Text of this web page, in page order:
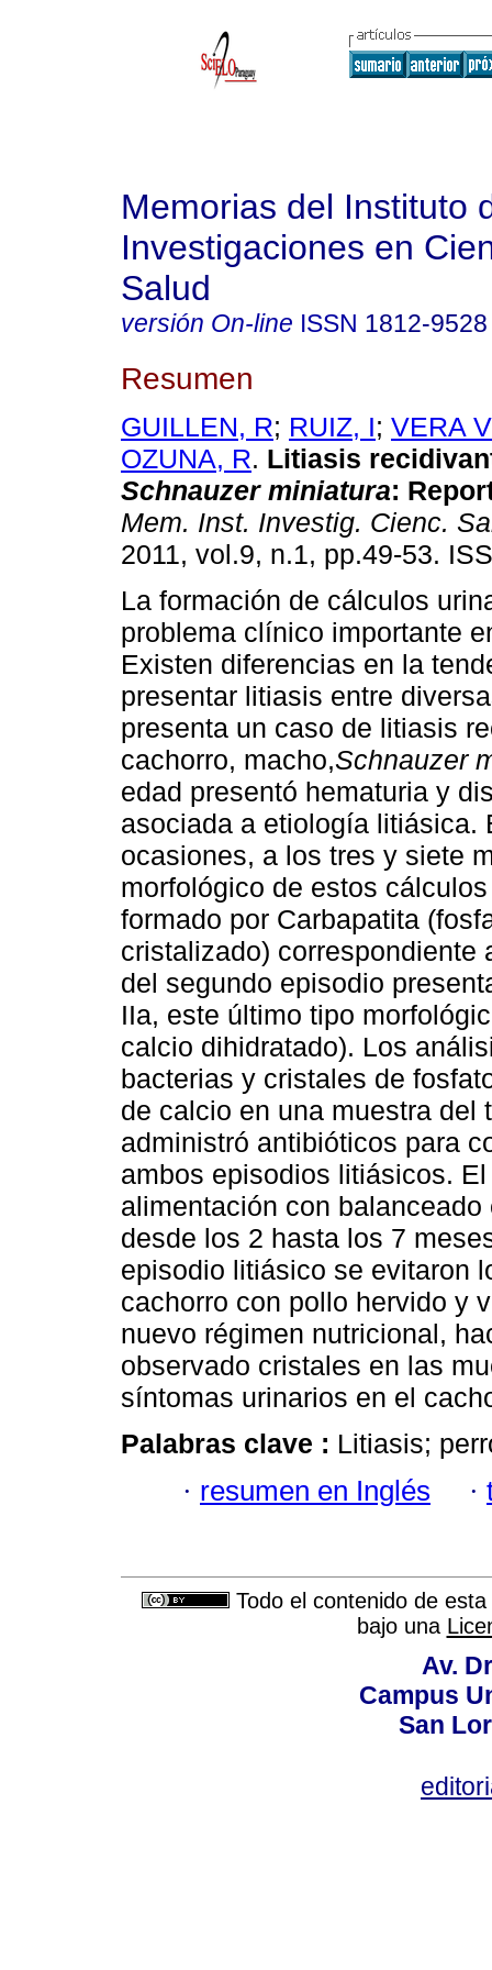
Memorias del Instituto
Investigaciones en
Salud
versión On-line ISSN 1812-9528
Resumen
GUILLEN, R; RUIZ, I; VERA
OZUNA, R. Litiasis
Schnauzer miniatura:
Mem. Inst. Investig. Cienc.
2011, vol.9, n.1, pp.49-53.
La formación de cálculos
problema clínico importante
Existen diferencias en la
presentar litiasis entre
presenta un caso de litiasis
cachorro, macho,Schnauzer
edad presentó hematuria y
asociada a etiología litiásica.
ocasiones, a los tres y siete
morfológico de estos
formado por Carbapatita
cristalizado) correspondiente
del segundo episodio
IIa, este último tipo
calcio dihidratado). Los
bacterias y cristales de
de calcio en una muestra del
administró antibióticos para
ambos episodios litiásicos.
alimentación con
desde los 2 hasta los 7
episodio litiásico se evitaron
cachorro con pollo hervido y
nuevo régimen nutricional,
observado cristales en las
síntomas urinarios en el
Palabras clave : Litiasis;
· resumen en Inglés ·
Todo el contenido de
bajo una
Av.
Campus
San